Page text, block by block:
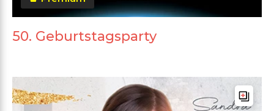
50. Geburtstagsparty